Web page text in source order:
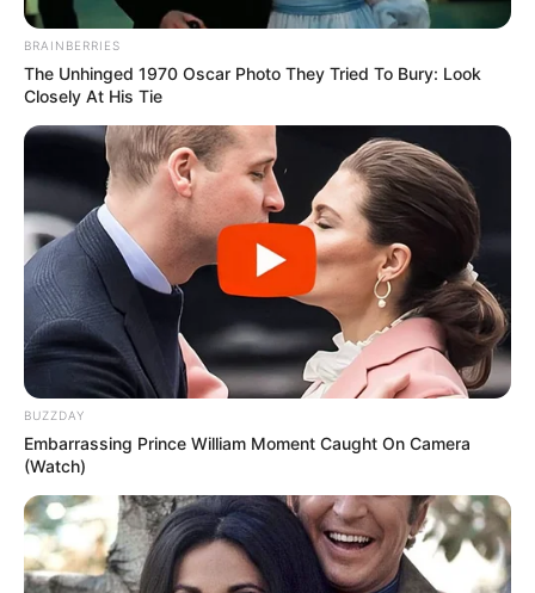
BRAINBERRIES
The Unhinged 1970 Oscar Photo They Tried To Bury: Look
Closely At His Tie
BUZZDAY
Embarrassing Prince William Moment Caught On Camera
(Watch)